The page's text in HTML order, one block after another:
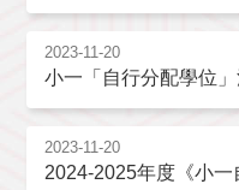
2023-11-20
小一「自行分配學位
2023-11-20
2024-2025年度《小